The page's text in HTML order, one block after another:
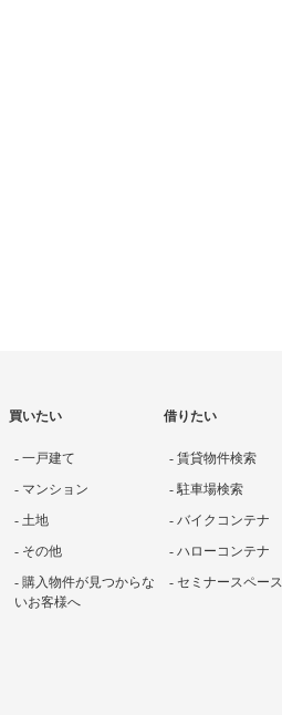
買いたい
- 一戸建て
- マンション
- 土地
- その他
- 購入物件が見つからな
いお客様へ
借りたい
- 賃貸物件検索
- 駐車場検索
- バイクコンテナ
- ハローコンテナ
- セミナースペース